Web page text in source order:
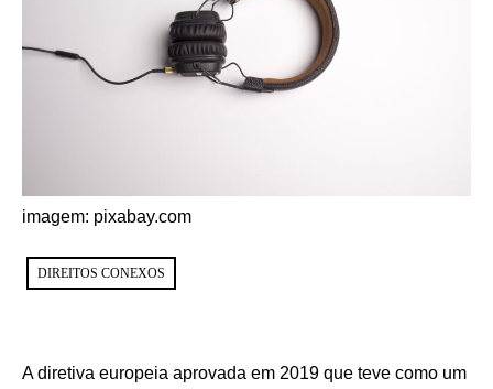
imagem: pixabay.com
DIREITOS CONEXOS
A diretiva europeia aprovada em 2019 que teve como um